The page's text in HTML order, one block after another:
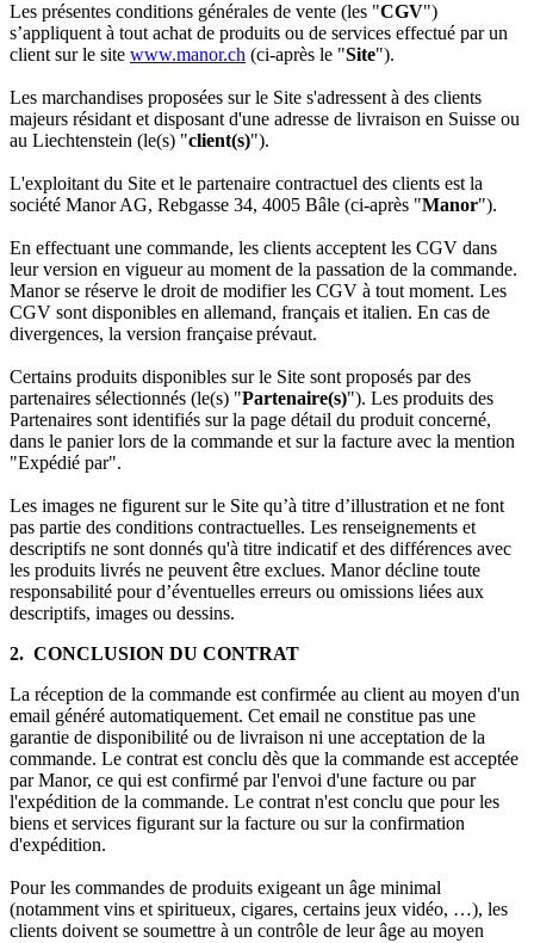
Les présentes conditions générales de vente (les "CGV")
s’appliquent à tout achat de produits ou de services effectué par un
client sur le site www.manor.ch (ci-après le "Site").
Les marchandises proposées sur le Site s'adressent à des clients
majeurs résidant et disposant d'une adresse de livraison en Suisse ou
au Liechtenstein (le(s) "client(s)").
L'exploitant du Site et le partenaire contractuel des clients est la
société Manor AG, Rebgasse 34, 4005 Bâle (ci-après "Manor").
En effectuant une commande, les clients acceptent les CGV dans
leur version en vigueur au moment de la passation de la commande.
Manor se réserve le droit de modifier les CGV à tout moment. Les
CGV sont disponibles en allemand, français et italien. En cas de
divergences, la version française prévaut.
Certains produits disponibles sur le Site sont proposés par des
partenaires sélectionnés (le(s) "Partenaire(s)"). Les produits des
Partenaires sont identifiés sur la page détail du produit concerné,
dans le panier lors de la commande et sur la facture avec la mention
"Expédié par".
Les images ne figurent sur le Site qu’à titre d’illustration et ne font
pas partie des conditions contractuelles. Les renseignements et
descriptifs ne sont donnés qu'à titre indicatif et des différences avec
les produits livrés ne peuvent être exclues. Manor décline toute
responsabilité pour d’éventuelles erreurs ou omissions liées aux
descriptifs, images ou dessins.
2. CONCLUSION DU CONTRAT
La réception de la commande est confirmée au client au moyen d'un
email généré automatiquement. Cet email ne constitue pas une
garantie de disponibilité ou de livraison ni une acceptation de la
commande. Le contrat est conclu dès que la commande est acceptée
par Manor, ce qui est confirmé par l'envoi d'une facture ou par
l'expédition de la commande. Le contrat n'est conclu que pour les
biens et services figurant sur la facture ou sur la confirmation
d'expédition.
Pour les commandes de produits exigeant un âge minimal
(notamment vins et spiritueux, cigares, certains jeux vidéo, …), les
clients doivent se soumettre à un contrôle de leur âge au moyen